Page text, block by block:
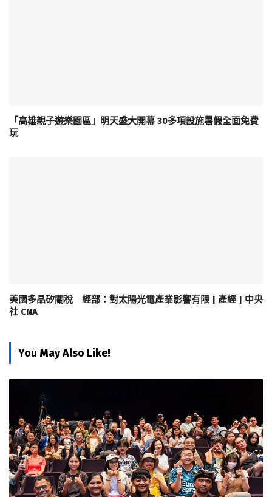
「高雄親子遊樂園區」明天盛大開幕 30多項設施暑假全面免費
玩
美國多晶矽關稅 經部：對太陽光電產業影響有限 | 產經 | 中央
社 CNA
You May Also Like!